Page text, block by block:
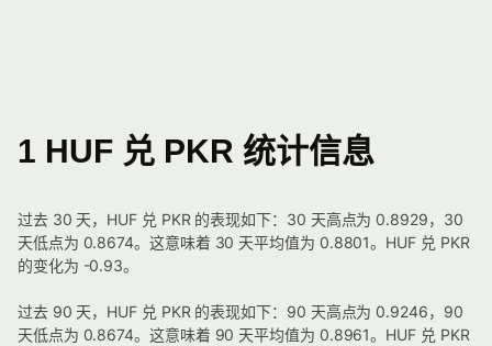
1 HUF 兑 PKR 统计信息
过去 30 天，HUF 兑 PKR 的表现如下：30 天高点为 0.8929，30
天低点为 0.8674。这意味着 30 天平均值为 0.8801。HUF 兑 PKR
的变化为 -0.93。
过去 90 天，HUF 兑 PKR 的表现如下：90 天高点为 0.9246，90
天低点为 0.8674。这意味着 90 天平均值为 0.8961。HUF 兑 PKR